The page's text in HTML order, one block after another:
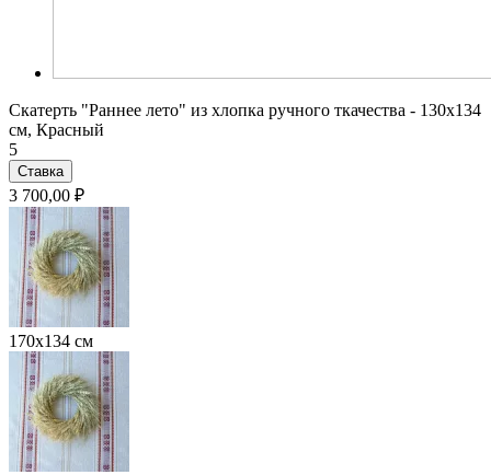
Скатерть "Раннее лето" из хлопка ручного ткачества - 130x134
см, Красный
5
Ставка
3 700,00 ₽
170x134 см